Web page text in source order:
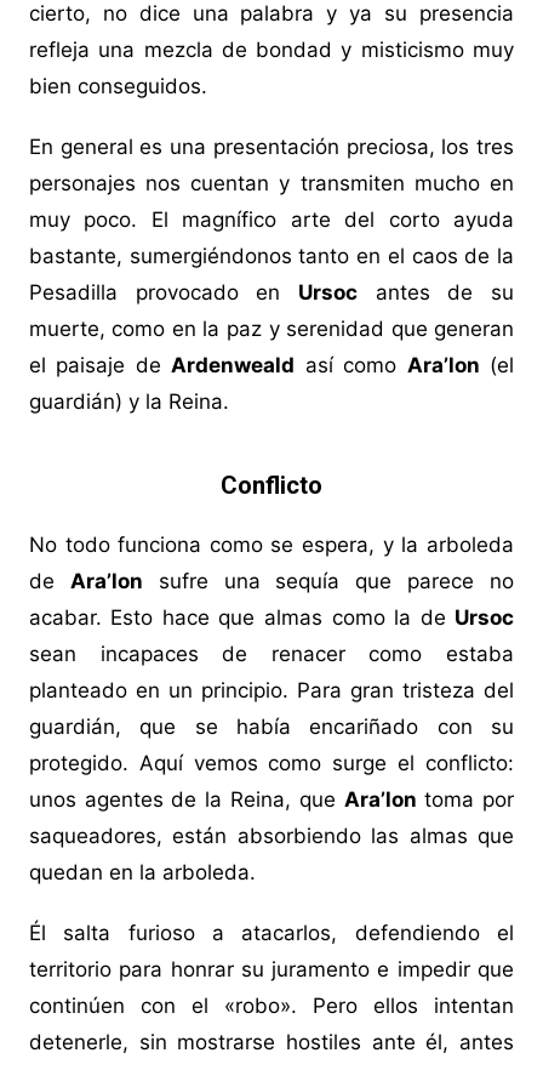
cierto, no dice una palabra y ya su presencia
refleja una mezcla de bondad y misticismo muy
bien conseguidos.
En general es una presentación preciosa, los tres
personajes nos cuentan y transmiten mucho en
muy poco. El magnífico arte del corto ayuda
bastante, sumergiéndonos tanto en el caos de la
Pesadilla provocado en Ursoc antes de su
muerte, como en la paz y serenidad que generan
el paisaje deArdenweald así como Ara’lon (el
guardián) y la Reina.
Conflicto
No todo funciona como se espera, y la arboleda
de Ara’lon sufre una sequía que parece no
acabar. Esto hace que almas como la de Ursoc
sean incapaces de renacer como estaba
planteado en un principio. Para gran tristeza del
guardián, que se había encariñado con su
protegido. Aquí vemos como surge el conflicto:
unos agentes de la Reina, que Ara’lon toma por
saqueadores, están absorbiendo las almas que
quedan en la arboleda.
Él salta furioso a atacarlos, defendiendo el
territorio para honrar su juramento e impedir que
continúen con el «robo». Pero ellos intentan
detenerle, sin mostrarse hostiles ante él, antes